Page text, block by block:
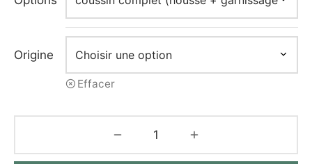
à
42,00€
Origine
Effacer